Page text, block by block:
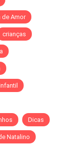
de Amor
crianças
Dicas
Natalino